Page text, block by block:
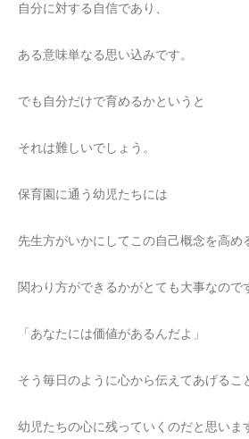
自分に対する自信であり、
ある意味単なる思い込みです。
でも自分だけで育めるかというと
それは難しいでしょう。
保育園に通う幼児たちには
先生方がいかにしてこの自己概念を高め
関わり方ができるかがとても大事なので
「あなたには価値があるんだよ」
そう毎日のように心から伝えてあげるこ
幼児たちの心に残っていくのだと思いま